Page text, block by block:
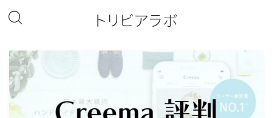
トリビアラボ